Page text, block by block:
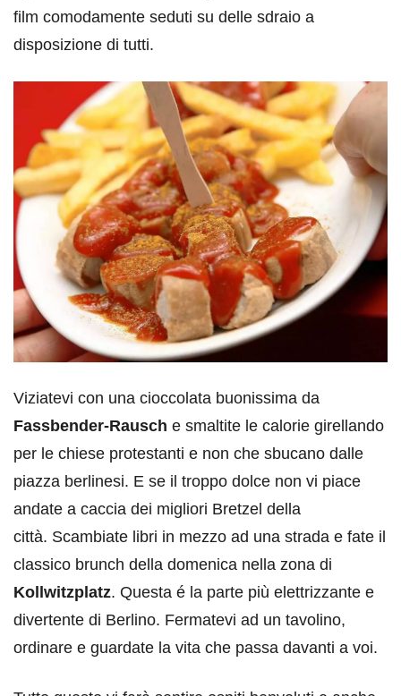
film comodamente seduti su delle sdraio a
disposizione di tutti.
Viziatevi con una cioccolata buonissima da
Fassbender-Rausch e smaltite le calorie girellando
per le chiese protestanti e non che sbucano dalle
piazza berlinesi. E se il troppo dolce non vi piace
andate a caccia dei migliori Bretzel della
città. Scambiate libri in mezzo ad una strada e fate il
classico brunch della domenica nella zona di
Kollwitzplatz. Questa é la parte più elettrizzante e
divertente di Berlino. Fermatevi ad un tavolino,
ordinare e guardate la vita che passa davanti a voi.